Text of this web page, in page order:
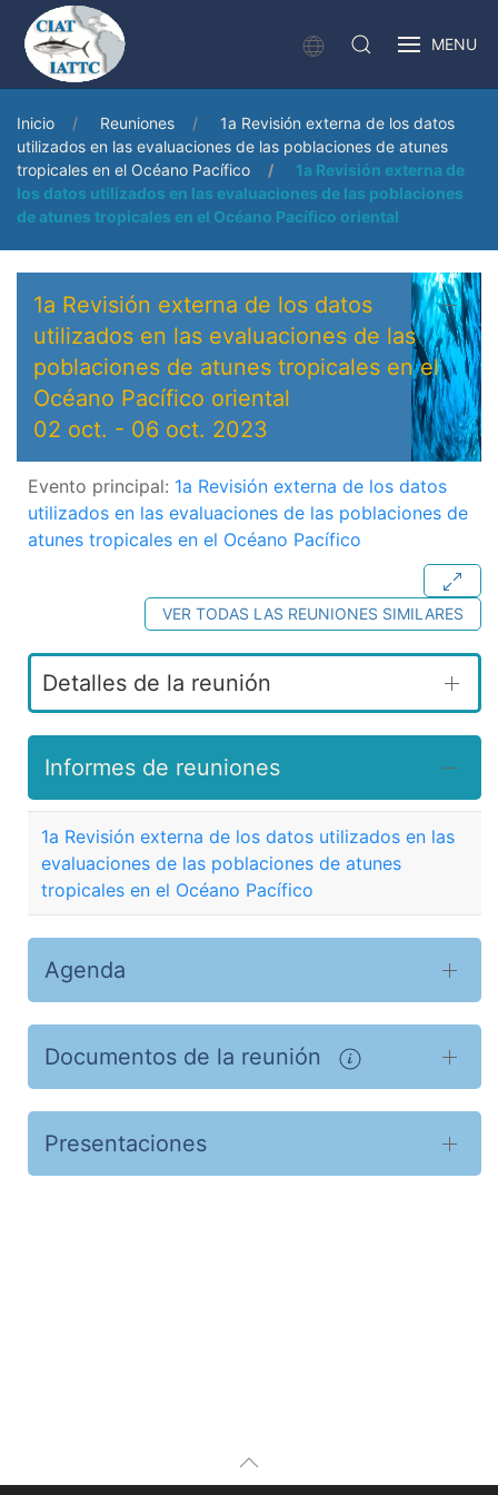
MENU
Inicio Reuniones
1a Revisión externa de los datos
utilizados en las evaluaciones de las poblaciones de atunes
tropicales en el Océano Pacífico
1a Revisión externa de
los datos utilizados en las evaluaciones de las poblaciones
de atunes tropicales en el Océano Pacífico oriental
1a Revisión externa de los datos
utilizados en las evaluaciones de las
poblaciones de atunes tropicales en el
Océano Pacífico oriental
02 oct. - 06 oct. 2023
Evento principal: 1a Revisión externa de los datos
utilizados en las evaluaciones de las poblaciones de
atunes tropicales en el Océano Pacífico
VER TODAS LAS REUNIONES SIMILARES
Detalles de la reunión
Informes de reuniones
1a Revisión externa de los datos utilizados en las
evaluaciones de las poblaciones de atunes
tropicales en el Océano Pacífico
Agenda
Documentos de la reunión
Presentaciones